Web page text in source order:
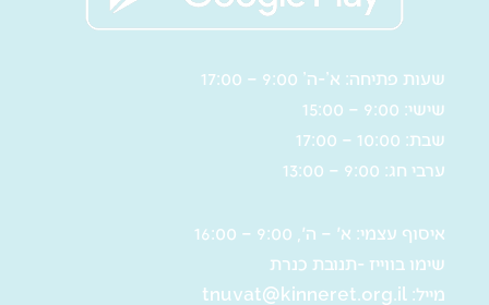
שעות פתיחה: א’-ה’ 9:00 – 17:00
שישי: 9:00 – 15:00
שבת: 10:00 – 17:00
ערבי חג: 9:00 – 13:00
איסוף עצמי: א' – ה', 9:00 – 16:00
שימו בווייז -תנובת כנרת
מייל: tnuvat@kinneret.org.il